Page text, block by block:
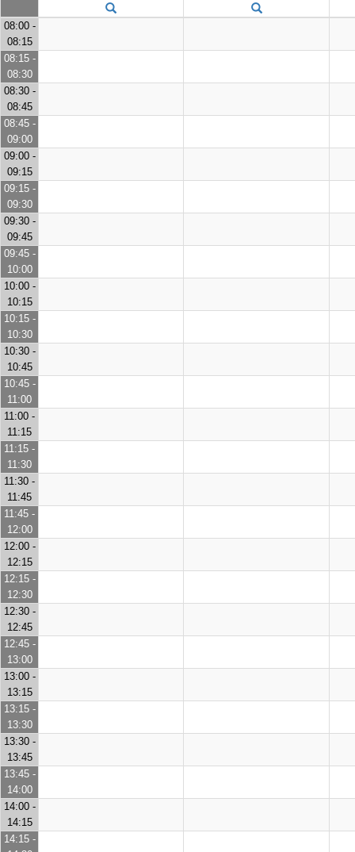
08:00 -
08:15
08:15 -
08:30
08:30 -
08:45
08:45 -
09:00
09:00 -
09:15
09:15 -
09:30
09:30 -
09:45
09:45 -
10:00
10:00 -
10:15
10:15 -
10:30
10:30 -
10:45
10:45 -
11:00
11:00 -
11:15
11:15 -
11:30
11:30 -
11:45
11:45 -
12:00
12:00 -
12:15
12:15 -
12:30
12:30 -
12:45
12:45 -
13:00
13:00 -
13:15
13:15 -
13:30
13:30 -
13:45
13:45 -
14:00
14:00 -
14:15
14:15 -